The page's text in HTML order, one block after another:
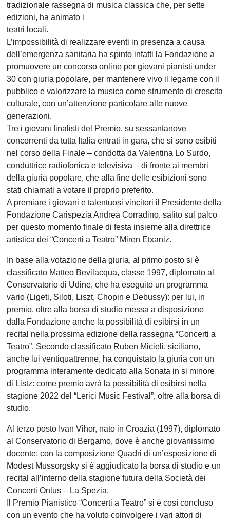
tradizionale rassegna di musica classica che, per sette
edizioni, ha animato i
teatri locali.
L’impossibilità di realizzare eventi in presenza a causa
dell’emergenza sanitaria ha spinto infatti la Fondazione a
promuovere un concorso online per giovani pianisti under
30 con giuria popolare, per mantenere vivo il legame con il
pubblico e valorizzare la musica come strumento di crescita
culturale, con un’attenzione particolare alle nuove
generazioni.
Tre i giovani finalisti del Premio, su sessantanove
concorrenti da tutta Italia entrati in gara, che si sono esibiti
nel corso della Finale – condotta da Valentina Lo Surdo,
conduttrice radiofonica e televisiva – di fronte ai membri
della giuria popolare, che alla fine delle esibizioni sono
stati chiamati a votare il proprio preferito.
A premiare i giovani e talentuosi vincitori il Presidente della
Fondazione Carispezia Andrea Corradino, salito sul palco
per questo momento finale di festa insieme alla direttrice
artistica dei “Concerti a Teatro” Miren Etxaniz.
In base alla votazione della giuria, al primo posto si è
classificato Matteo Bevilacqua, classe 1997, diplomato al
Conservatorio di Udine, che ha eseguito un programma
vario (Ligeti, Siloti, Liszt, Chopin e Debussy): per lui, in
premio, oltre alla borsa di studio messa a disposizione
dalla Fondazione anche la possibilità di esibirsi in un
recital nella prossima edizione della rassegna “Concerti a
Teatro”. Secondo classificato Ruben Micieli, siciliano,
anche lui ventiquattrenne, ha conquistato la giuria con un
programma interamente dedicato alla Sonata in si minore
di Listz: come premio avrà la possibilità di esibirsi nella
stagione 2022 del “Lerici Music Festival”, oltre alla borsa di
studio.
Al terzo posto Ivan Vihor, nato in Croazia (1997), diplomato
al Conservatorio di Bergamo, dove è anche giovanissimo
docente; con la composizione Quadri di un’esposizione di
Modest Mussorgsky si è aggiudicato la borsa di studio e un
recital all’interno della stagione futura della Società dei
Concerti Onlus – La Spezia.
Il Premio Pianistico “Concerti a Teatro” si è così concluso
con un evento che ha voluto coinvolgere i vari attori di